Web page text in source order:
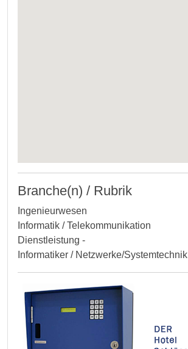
Branche(n) / Rubrik
Ingenieurwesen
Informatik / Telekommunikation
Dienstleistung -
Informatiker / Netzwerke/Systemtechnik